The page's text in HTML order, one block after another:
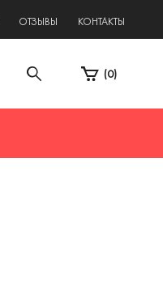
ОТЗЫВЫ КОНТАКТЫ
(0)